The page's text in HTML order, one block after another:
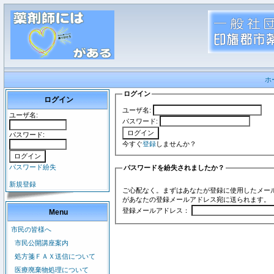
ホ
ログイン
ユーザ名:
パスワード:
パスワード紛失
新規登録
Menu
市民の皆様へ
市民公開講座案内
処方箋ＦＡＸ送信について
医療廃棄物処理について
ログイン
ユーザ名:
パスワード:
今すぐ登録しませんか？
パスワードを紛失されましたか？
ご心配なく。まずはあなたが登録に使用したメ
があなたの登録メールアドレス宛に送られます。
登録メールアドレス：